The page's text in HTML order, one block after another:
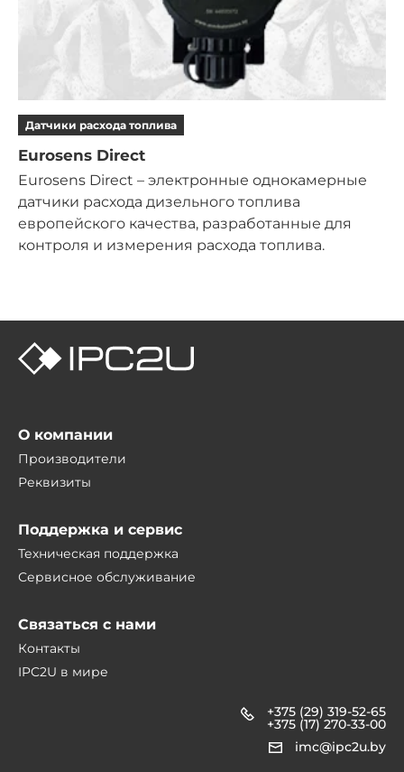
Датчики расхода топлива
Eurosens Direct
Eurosens Direct – электронные однокамерные
датчики расхода дизельного топлива
европейского качества, разработанные для
контроля и измерения расхода топлива.
+375 (29) 319-52-65
+375 (17) 270-33-00
imc@ipc2u.by
О компании
Производители
Реквизиты
Поддержка и сервис
Техническая поддержка
Сервисное обслуживание
Связаться с нами
Контакты
IPC2U в мире